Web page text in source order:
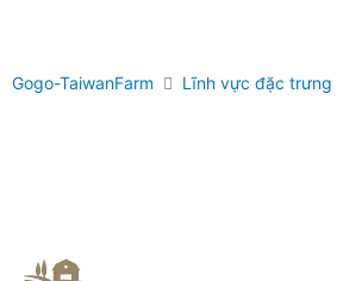
Gogo-TaiwanFarm Lĩnh vực đặc trưng